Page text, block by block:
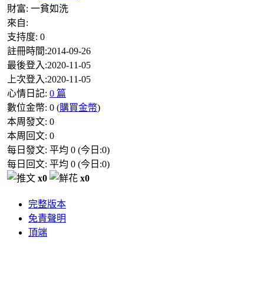
財富: 一貧如洗
來自:
支持度: 0
註冊時間:2014-09-26
最後登入:2020-11-05
上次登入:2020-11-05
心情日記: 0 篇
數位金幣: 0 (購買金幣)
本周發文: 0
本周回文: 0
每日發文: 平均 0 (今日:0)
每日回文: 平均 0 (今日:0)
x0
x0
完整版本
免責聲明
頂端